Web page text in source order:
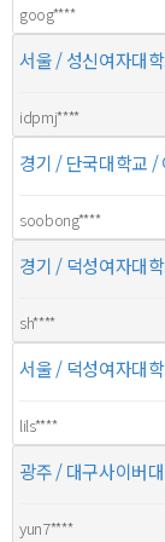
goog****
idpmj****
soobong****
sh****
lils****
yun7****